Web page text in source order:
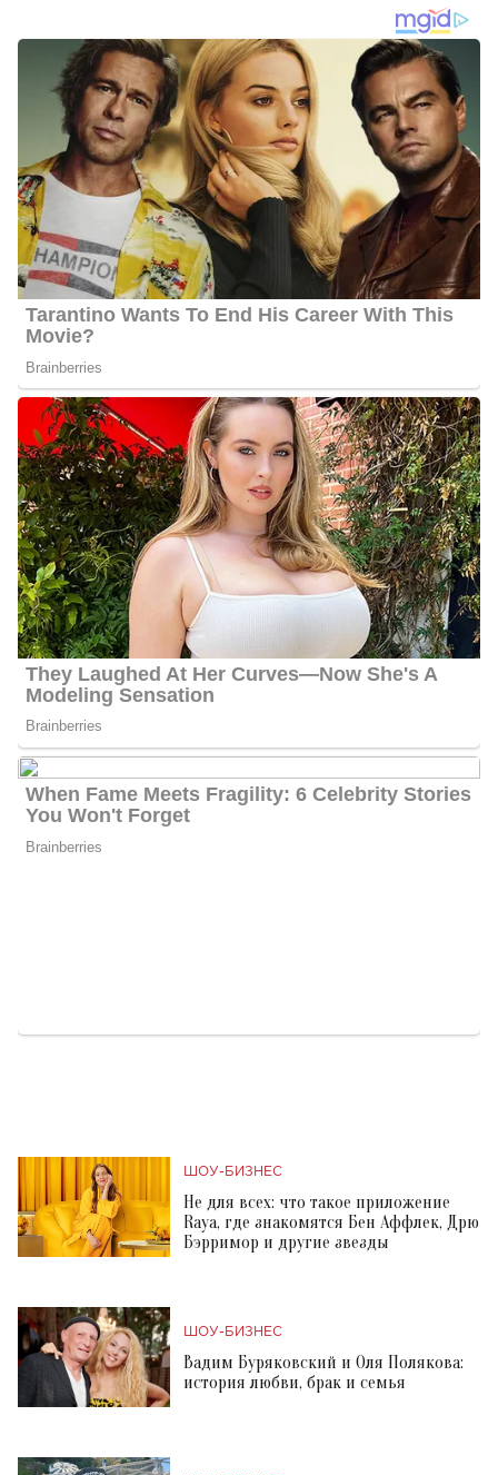
ШОУ-БИЗНЕС
Не для всех: что такое приложение
Raya, где знакомятся Бен Аффлек, Дрю
Бэрримор и другие звезды
ШОУ-БИЗНЕС
Вадим Буряковский и Оля Полякова:
история любви, брак и семья